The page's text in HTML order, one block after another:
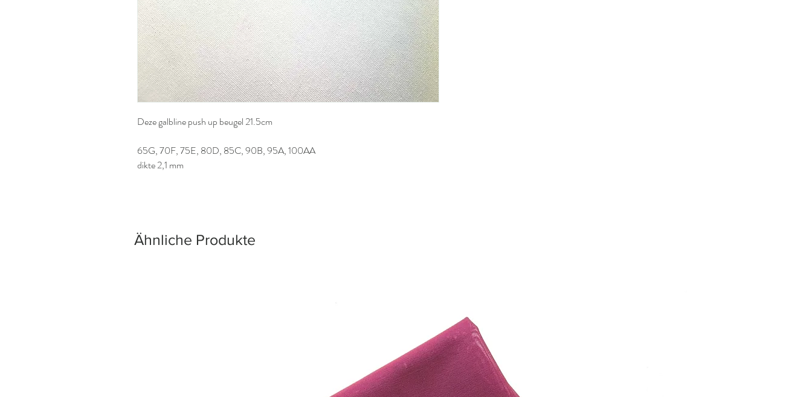
Deze galbline push up beugel 21.5cm
65G, 70F, 75E, 80D, 85C, 90B, 95A, 100AA
dikte 2,1 mm
Ähnliche Produkte